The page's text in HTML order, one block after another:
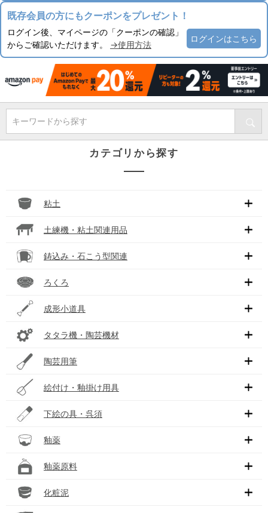
既存会員の方にもクーポンをプレゼント！
ログイン後、マイページの「クーポンの確認」
からご確認いただけます。 →使用方法
ログインはこちら
キーワードから探す
カテゴリから探す
粘土
土練機・粘土関連用品
鋳込み・石こう型関連
ろくろ
成形小道具
タタラ機・陶芸機材
陶芸用筆
絵付け・釉掛け用具
下絵の具・呉須
釉薬
釉薬原料
化粧泥